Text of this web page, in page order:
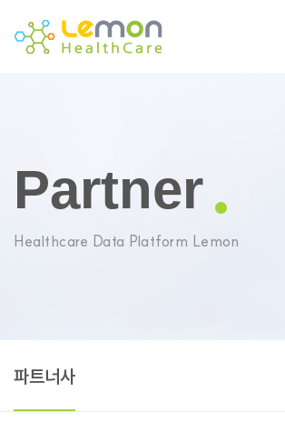
Partner
Healthcare Data Platform Lemon
파트너사